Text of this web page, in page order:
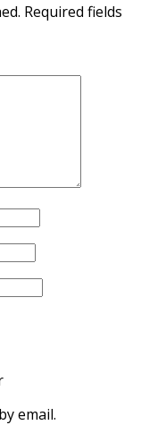
Required fields
email.